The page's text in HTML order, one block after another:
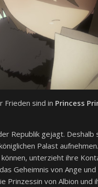
Frieden sind in Princess
Republik gejagt. Deshalb
Palast
unterzieht ihre
Geheimnis von Ange
Prinzessin von Albion und